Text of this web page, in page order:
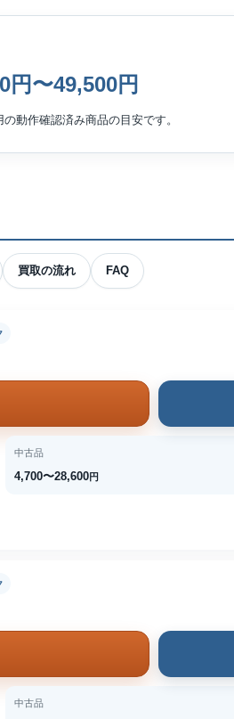
円〜49,500円
の動作確認済み商品の目安です。
買取の流れ FAQ
中古品
4,700〜28,600円
中古品